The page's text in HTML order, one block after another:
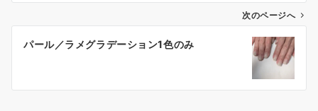
次のページへ
パール／ラメグラデーション1色のみ